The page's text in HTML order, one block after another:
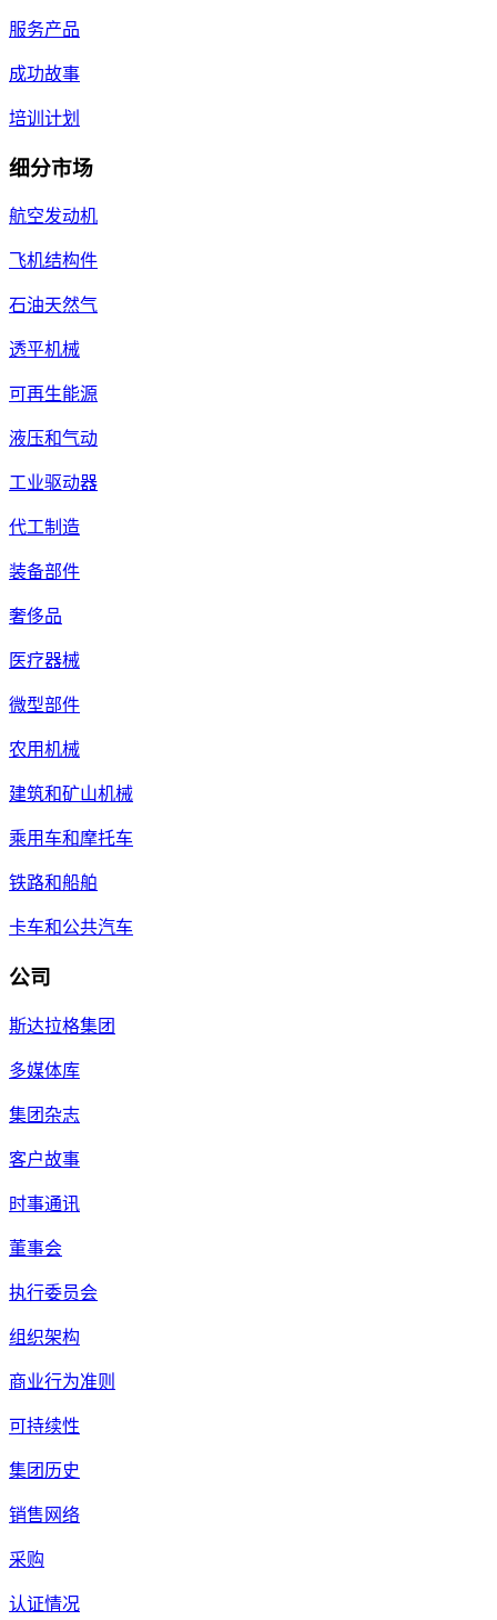
服务产品
成功故事
培训计划
细分市场
航空发动机
飞机结构件
石油天然气
透平机械
可再生能源
液压和气动
工业驱动器
代工制造
装备部件
奢侈品
医疗器械
微型部件
农用机械
建筑和矿山机械
乘用车和摩托车
铁路和船舶
卡车和公共汽车
公司
斯达拉格集团
多媒体库
集团杂志
客户故事
时事通讯
董事会
执行委员会
组织架构
商业行为准则
可持续性
集团历史
销售网络
采购
认证情况